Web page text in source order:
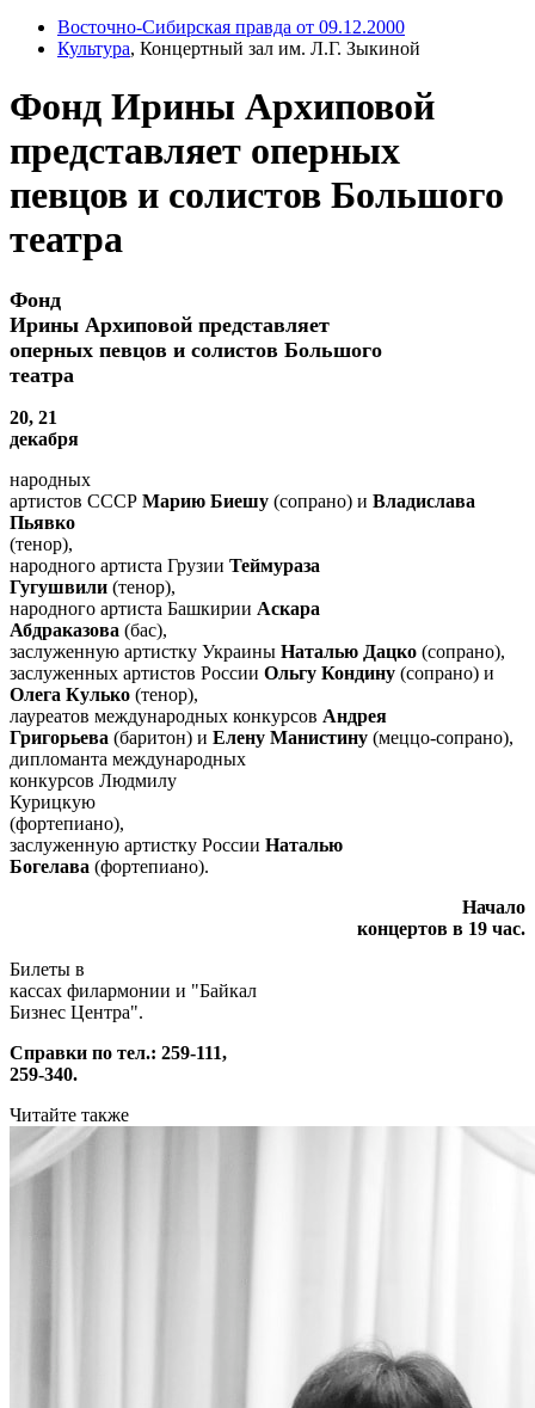
Восточно-Сибирская правда от 09.12.2000
Культура, Концертный зал им. Л.Г. Зыкиной
Фонд Ирины Архиповой
представляет оперных
певцов и солистов Большого
театра
Фонд
Ирины Архиповой представляет
оперных певцов и солистов Большого
театра
20, 21
декабря
народных
артистов СССР Марию Биешу (сопрано) и Владислава
Пьявко
(тенор),
народного артиста Грузии Теймураза
Гугушвили (тенор),
народного артиста Башкирии Аскара
Абдраказова (бас),
заслуженную артистку Украины Наталью Дацко (сопрано),
заслуженных артистов России Ольгу Кондину (сопрано) и
Олега Кулько (тенор),
лауреатов международных конкурсов Андрея
Григорьева (баритон) и Елену Манистину (меццо-сопрано),
дипломанта международных
конкурсов Людмилу
Курицкую
(фортепиано),
заслуженную артистку России Наталью
Богелава (фортепиано).
Начало
концертов в 19 час.
Билеты в
кассах филармонии и "Байкал
Бизнес Центра".
Справки по тел.: 259-111,
259-340.
Читайте также